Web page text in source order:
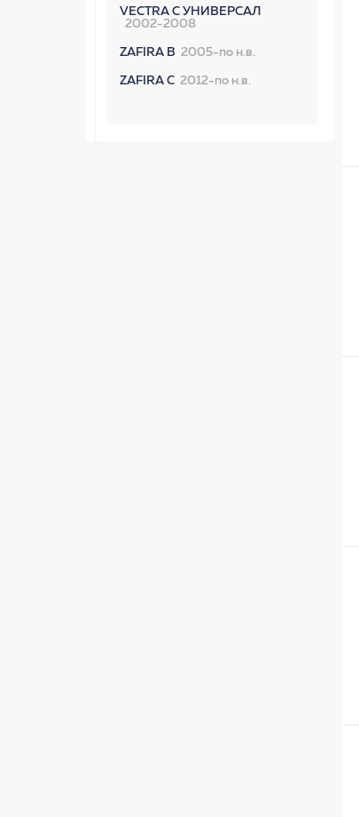
VECTRA C УНИВЕРСАЛ
2002-2008
ZAFIRA B 2005-по н.в.
ZAFIRA C 2012-по н.в.